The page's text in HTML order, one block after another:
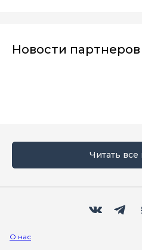
Новости партнеров
Читать все
О нас